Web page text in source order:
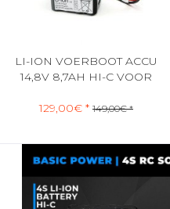
LI-ION VOERBOOT ACCU
14,8V 8,7AH HI-C VOOR
129,00€ * 149,00€ *